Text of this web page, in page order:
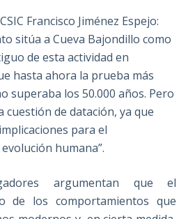
Francisco Jiménez Espejo:
sitúa a Cueva Bajondillo como
de esta actividad en
hasta ahora la prueba más
superaba los 50.000 años. Pero
cuestión de datación, ya que
para el
humana”.
argumentan que el
de los comportamientos que